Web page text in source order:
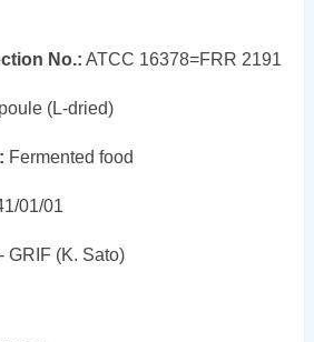
No.: ATCC 16378=FRR 2191
(L-dried)
Fermented food
01/01
GRIF (K. Sato)